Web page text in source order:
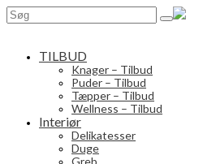
Search
for:
TILBUD
Knager – Tilbud
Puder – Tilbud
Tæpper – Tilbud
Wellness – Tilbud
Interiør
Delikatesser
Duge
Greb